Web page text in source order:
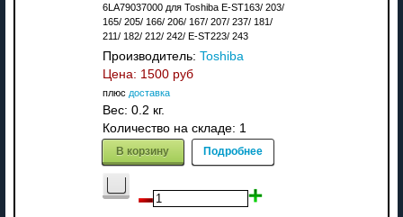
6LA79037000 для Toshiba E-ST163/ 203/
165/ 205/ 166/ 206/ 167/ 207/ 237/ 181/
211/ 182/ 212/ 242/ E-ST223/ 243
Производитель: Toshiba
Цена: 1500 руб
плюс доставка
Вес: 0.2 кг.
Количество на складе: 1
В корзину Подробнее